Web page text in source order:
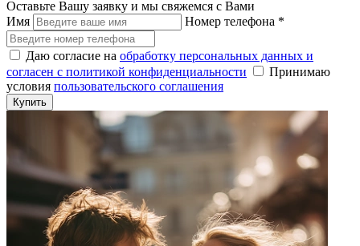
Оставьте Вашу заявку и мы свяжемся с Вами
Имя
Номер телефона *
Даю согласие на обработку персональных данных и
согласен с политикой конфиденциальности
Принимаю
условия пользовательского соглашения
Купить